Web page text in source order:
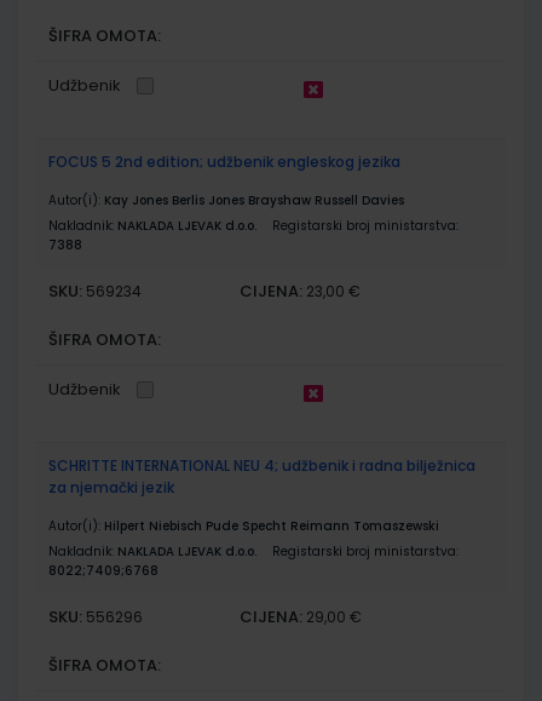
ŠIFRA OMOTA:
Udžbenik
FOCUS 5 2nd edition; udžbenik engleskog jezika
Autor(i): Kay Jones Berlis Jones Brayshaw Russell Davies
Nakladnik: NAKLADA LJEVAK d.o.o.
Registarski broj ministarstva:
7388
SKU: 569234 CIJENA: 23,00 €
ŠIFRA OMOTA:
Udžbenik
SCHRITTE INTERNATIONAL NEU 4; udžbenik i radna bilježnica
za njemački jezik
Autor(i): Hilpert Niebisch Pude Specht Reimann Tomaszewski
Nakladnik: NAKLADA LJEVAK d.o.o.
Registarski broj ministarstva:
8022;7409;6768
SKU: 556296 CIJENA: 29,00 €
ŠIFRA OMOTA: